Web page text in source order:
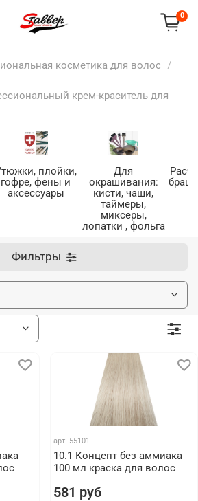
0
косметика для волос
крем-краситель для
плойки,
гофре, фены и
аксессуары
Для
окрашивания:
кисти, чаши,
таймеры,
миксеры,
лопатки , фольга
Фильтры
арт. 55101
10.1 Концепт без аммиака
100 мл краска для волос
581 руб